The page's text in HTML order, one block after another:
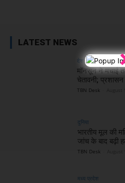
LATEST NEWS
देश
मॉनसून ने मचाई
चेतावनी;
TBN Desk
दुनिया
भारतीय मूल की
जांच के बाद बढ़ी
TBN Desk
मध्य प्रदेश